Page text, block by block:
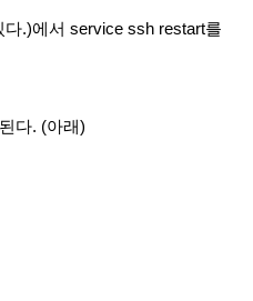
.)에서 service ssh restart를
다. (아래)